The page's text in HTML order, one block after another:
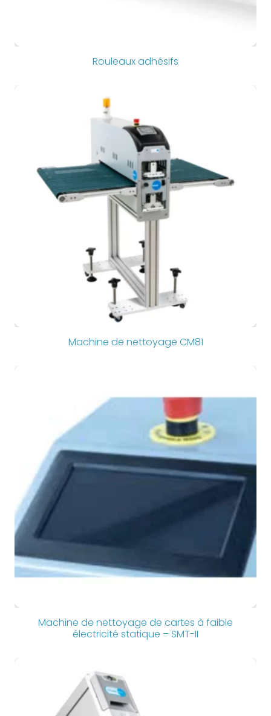
Rouleaux adhésifs
Machine de nettoyage CM81
Machine de nettoyage de cartes à faible
électricité statique – SMT-II